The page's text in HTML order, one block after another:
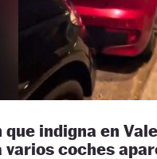
que indigna en
coches